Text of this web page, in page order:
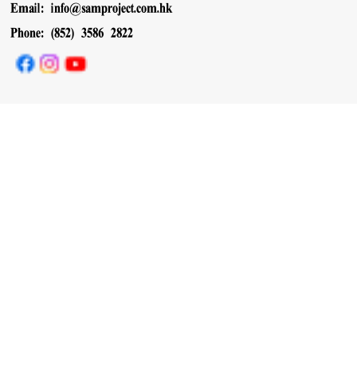
Email: info@samproject.com.hk
Phone: (852) 3586 2822